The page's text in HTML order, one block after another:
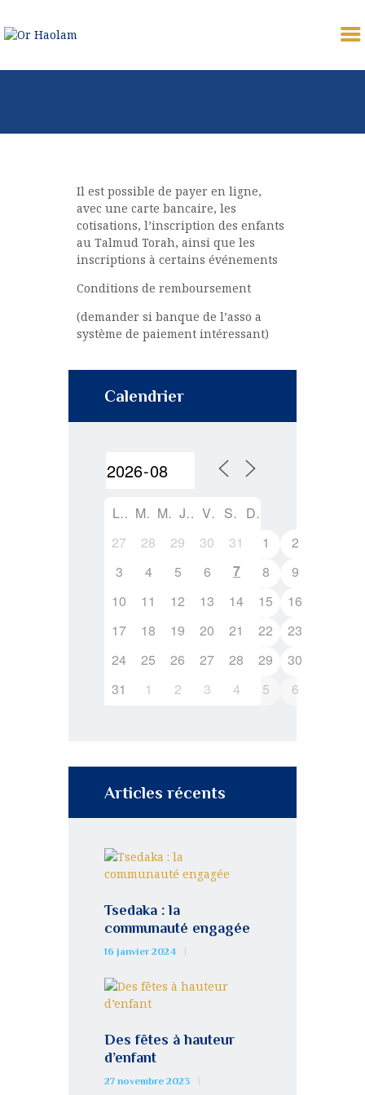
OR HAOLAM
CÉLÉBRER
COMMUNAUTÉ
NOUS REJOINDRE
⚠︎ URGENCE
MON PROFIL
Il est possible de payer en ligne,
avec une carte bancaire, les
cotisations, l’inscription des enfants
au Talmud Torah, ainsi que les
inscriptions à certains événements
Conditions de remboursement
(demander si banque de l’asso a
système de paiement intéressant)
Calendrier
L M M J V S
D
27
28 29 30 31 1
2
3
4 5 6 7 8
9
10
11 12 13 14 15
16
17
18 19 20 21 22
23
24
25 26 27 28 29
30
31
1 2 3 4 5 6
Articles récents
Tsedaka : la
communauté engagée
16 janvier 2024
Des fêtes à hauteur
d’enfant
27 novembre 2023